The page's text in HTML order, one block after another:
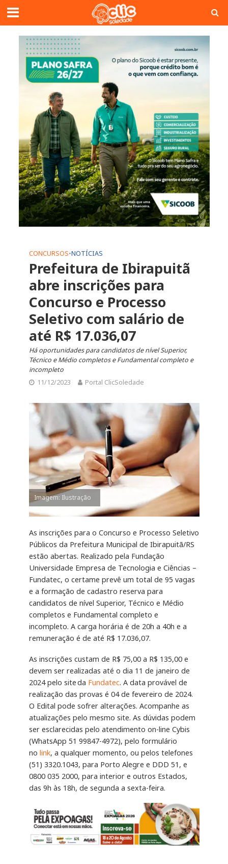
CONCURSOS•NOTÍCIAS
Prefeitura de Ibirapuitã
abre inscrições para
Concurso e Processo
Seletivo com salário de
até R$ 17.036,07
Há oportunidades para candidatos de nível Superior,
Técnico e Médio completos e Fundamental completo e
incompleto
11/12/2023
Portal ClicSoledade
Imagem: Ilustração
As inscrições para o Concurso e Processo Seletivo
Públicos da Prefeitura Municipal de Ibirapuitã/RS
estão abertas. Realizado pela Fundação
Universidade Empresa de Tecnologia e Ciências –
Fundatec, o certame prevê um total de 95 vagas
e a formação de cadastro reserva para
candidatos de nível Superior, Técnico e Médio
completos e Fundamental completo e
incompleto. A carga horária é de 20h a 40h e a
remuneração é de até R$ 17.036,07.
As inscrições custam de R$ 75,00 a R$ 135,00 e
devem ser realizadas até o dia 11 de janeiro de
2024 pelo site da Fundatec. A data provável de
realização das provas é 04 de fevereiro de 2024.
O Edital pode sofrer alterações. Acompanhe as
atualizações pelo mesmo site. As dúvidas podem
ser esclarecidas pelo atendimento on-line Cybis
(WhatsApp 51 99847-4972), pelo formulário
no link, a qualquer momento, ou pelos telefones
(51) 3320.1043, para Porto Alegre e DDD 51, e
0800 035 2000, para interior e outros Estados,
das 9h às 18h, de segunda a sexta-feira.